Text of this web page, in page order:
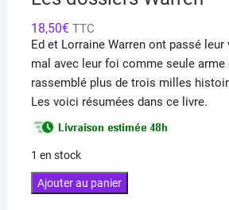
18,50€ TTC
Ed et Lorraine Warren ont passé
mal avec leur foi comme seule
rassemblé plus de trois milles
Les voici résumées dans ce livre.
1 en stock
quantité
Ajouter au panier